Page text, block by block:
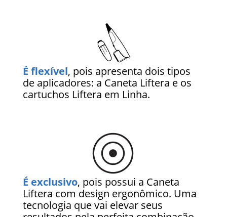
É flexível, pois apresenta dois tipos
de aplicadores: a Caneta Liftera e os
cartuchos Liftera em Linha.
É exclusivo, pois possui a Caneta
Liftera com design ergonômico. Uma
tecnologia que vai elevar seus